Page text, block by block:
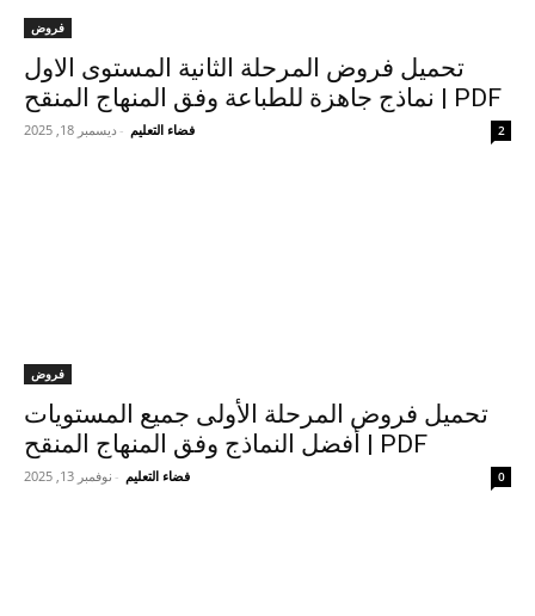
فروض
تحميل فروض المرحلة الثانية المستوى الاول
PDF | نماذج جاهزة للطباعة وفق المنهاج المنقح
فضاء التعليم - ديسمبر 18, 2025 2
فروض
تحميل فروض المرحلة الأولى جميع المستويات
PDF | أفضل النماذج وفق المنهاج المنقح
فضاء التعليم - نوفمبر 13, 2025 0